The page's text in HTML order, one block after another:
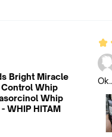
Bright Miracle
Whip
Whip
WHIP HITAM